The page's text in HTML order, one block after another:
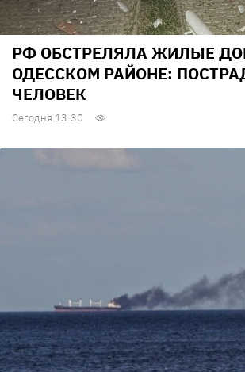
РФ ОБСТРЕЛЯЛА ЖИЛЫЕ
ОДЕССКОМ РАЙОНЕ:
ЧЕЛОВЕК
Сегодня 13:30